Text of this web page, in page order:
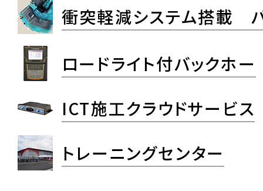
衝突軽減システム搭載
ロードライト付バックホー
ICT施工クラウドサービス
トレーニングセンター